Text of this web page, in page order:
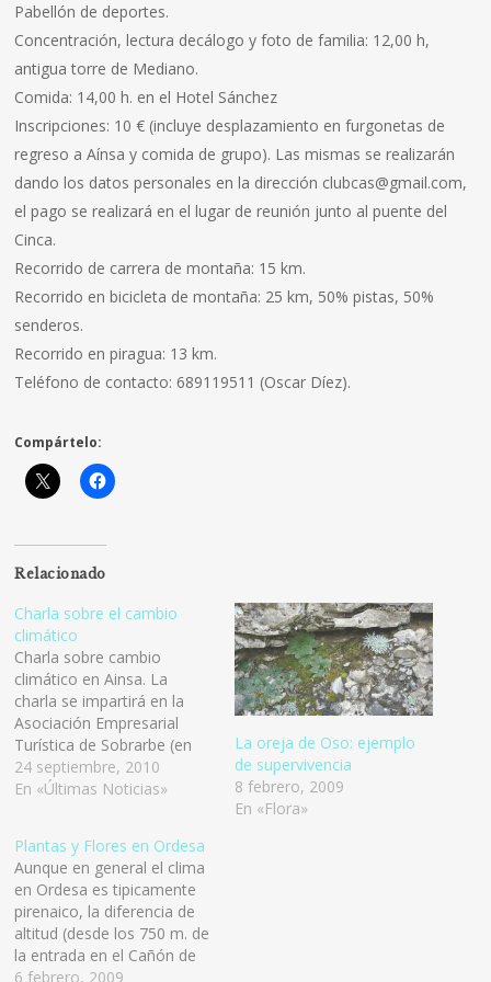
Pabellón de deportes.
Concentración, lectura decálogo y foto de familia: 12,00 h,
antigua torre de Mediano.
Comida: 14,00 h. en el Hotel Sánchez
Inscripciones: 10 € (incluye desplazamiento en furgonetas de
regreso a Aínsa y comida de grupo). Las mismas se realizarán
dando los datos personales en la dirección clubcas@gmail.com,
el pago se realizará en el lugar de reunión junto al puente del
Cinca.
Recorrido de carrera de montaña: 15 km.
Recorrido en bicicleta de montaña: 25 km, 50% pistas, 50%
senderos.
Recorrido en piragua: 13 km.
Teléfono de contacto: 689119511 (Oscar Díez).
Compártelo:
Relacionado
Charla sobre el cambio
climático
Charla sobre cambio
climático en Ainsa. La
charla se impartirá en la
Asociación Empresarial
Turística de Sobrarbe (en
Aínsa) el día 28 de
septiembre de 17h a 20h. El
como a los empresarios
para las buenas prácticas
medioambientales, así
como su…
24 septiembre, 2010
En «Últimas Noticias»
La oreja de Oso: ejemplo
de supervivencia
8 febrero, 2009
En «Flora»
Plantas y Flores en Ordesa
Aunque en general el clima
en Ordesa es tipicamente
pirenaico, la diferencia de
altitud (desde los 750 m. de
la entrada en el Cañón de
Añisclo, hasta los 3355 m.
6 febrero, 2009